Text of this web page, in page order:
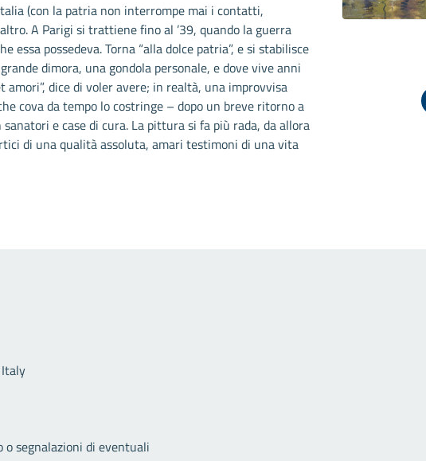
(con la patria non interrompe mai i contatti,
A Parigi si trattiene fino al ’39, quando la guerra
possedeva. Torna “alla dolce patria”, e si stabilisce
dimora, una gondola personale, e dove vive anni
dice di voler avere; in realtà, una improvvisa
cova da tempo lo costringe – dopo un breve ritorno a
e case di cura. La pittura si fa più rada, da allora
di una qualità assoluta, amari testimoni di una vita
segnalazioni di eventuali